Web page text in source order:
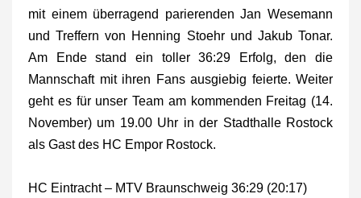
mit einem überragend parierenden Jan Wesemann
und Treffern von Henning Stoehr und Jakub Tonar.
Am Ende stand ein toller 36:29 Erfolg, den die
Mannschaft mit ihren Fans ausgiebig feierte. Weiter
geht es für unser Team am kommenden Freitag (14.
November) um 19.00 Uhr in der Stadthalle Rostock
als Gast des HC Empor Rostock.
HC Eintracht – MTV Braunschweig 36:29 (20:17)